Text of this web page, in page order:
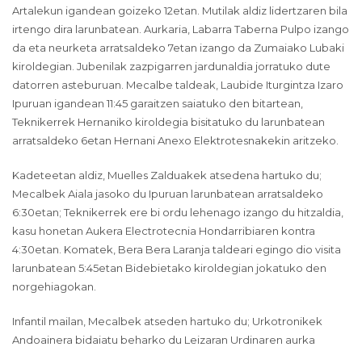
Artalekun igandean goizeko 12etan. Mutilak aldiz lidertzaren bila
irtengo dira larunbatean. Aurkaria, Labarra Taberna Pulpo izango
da eta neurketa arratsaldeko 7etan izango da Zumaiako Lubaki
kiroldegian. Jubenilak zazpigarren jardunaldia jorratuko dute
datorren asteburuan. Mecalbe taldeak, Laubide Iturgintza Izaro
Ipuruan igandean 11:45 garaitzen saiatuko den bitartean,
Teknikerrek Hernaniko kiroldegia bisitatuko du larunbatean
arratsaldeko 6etan Hernani Anexo Elektrotesnakekin aritzeko.
Kadeteetan aldiz, Muelles Zalduakek atsedena hartuko du;
Mecalbek Aiala jasoko du Ipuruan larunbatean arratsaldeko
6:30etan; Teknikerrek ere bi ordu lehenago izango du hitzaldia,
kasu honetan Aukera Electrotecnia Hondarribiaren kontra
4:30etan. Komatek, Bera Bera Laranja taldeari egingo dio visita
larunbatean 5:45etan Bidebietako kiroldegian jokatuko den
norgehiagokan.
Infantil mailan, Mecalbek atseden hartuko du; Urkotronikek
Andoainera bidaiatu beharko du Leizaran Urdinaren aurka